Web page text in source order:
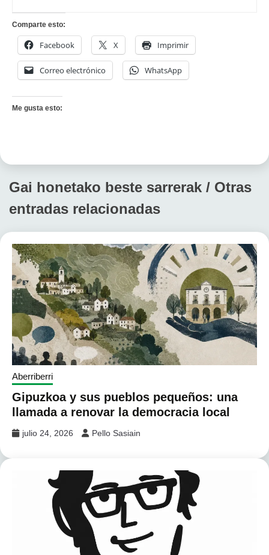
Comparte esto:
Facebook X Imprimir
Correo electrónico WhatsApp
Me gusta esto:
Gai honetako beste sarrerak / Otras
entradas relacionadas
Aberriberri
Gipuzkoa y sus pueblos pequeños: una
llamada a renovar la democracia local
julio 24, 2026 Pello Sasiain